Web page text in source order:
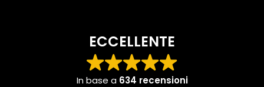
ECCELLENTE
In base a 634 recensioni